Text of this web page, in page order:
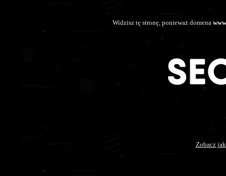
Widzisz tę stronę, ponieważ domena
Zobacz